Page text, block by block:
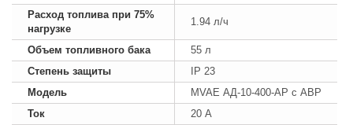
Расход топлива при 75%
нагрузке
1.94 л/ч
Объем топливного бака
55 л
Степень защиты
IP 23
Модель
MVAE АД-10-400-АР с АВР
Ток
20 А